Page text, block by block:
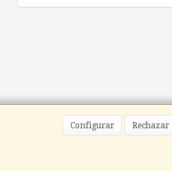
Configurar Rechazar